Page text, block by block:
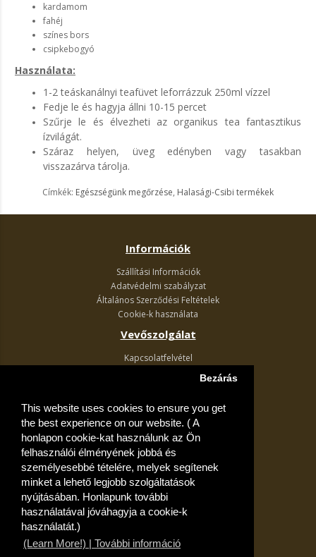
This website uses cookies to ensure you get
the best experience on our website. ( A
honlapon cookie-kat használunk az Ön
felhasználói élményének jobbá és
személyesebbé tételére, melyek segítenek
minket a lehető legjobb szolgáltatások
nyújtásában. Honlapunk további
használatával jóváhagyja a cookie-k
használatát.)
(Learn More!) | További információ
Bezárás
kardamom
fahéj
színes bors
csipkebogyó
Használata:
1-2 teáskanálnyi teafüvet leforrázzuk 250ml vízzel
Fedje le és hagyja állni 10-15 percet
Szűrje le és élvezheti az organikus tea fantasztikus
ízvilágát.
Száraz helyen, üveg edényben vagy tasakban
visszazárva tárolja.
Címkék: Egészségünk megőrzése, Halasági-Csibi termékek
Információk
Szállítási Információk
Adatvédelmi szabályzat
Általános Szerződési Feltételek
Cookie-k használata
Vevőszolgálat
Kapcsolatfelvétel
Akciós ajánlatok
Fiók
Kívánságlista